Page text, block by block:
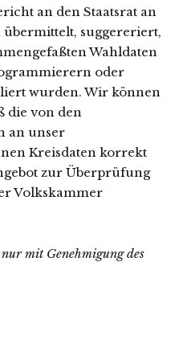
an den Staatsrat an
suggereriert,
Wahldaten
oder
wurden. Wir können
die von den
an unser
Kreisdaten korrekt
zur Überprüfung
Volkskammer
mit Genehmigung des